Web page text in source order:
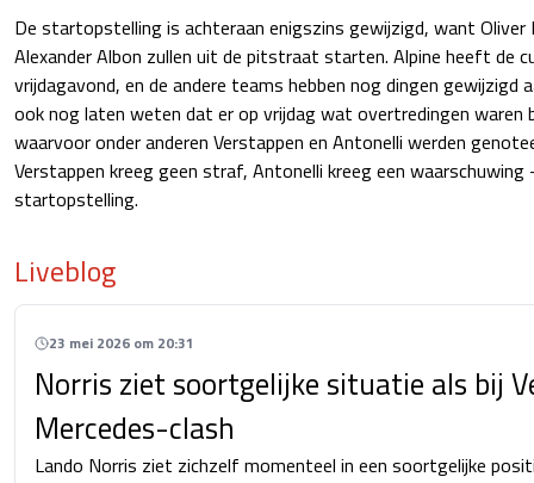
De startopstelling is achteraan enigszins gewijzigd, want Oliver
Alexander Albon zullen uit de pitstraat starten. Alpine heeft de
vrijdagavond, en de andere teams hebben nog dingen gewijzigd
ook nog laten weten dat er op vrijdag wat overtredingen
waarvoor onder anderen Verstappen en Antonelli werden
Verstappen kreeg geen straf, Antonelli kreeg een
startopstelling.
Liveblog
23 mei 2026 om 20:31
Norris ziet soortgelijke situatie als bij
Mercedes-clash
Lando Norris ziet zichzelf momenteel in een soortgelijke